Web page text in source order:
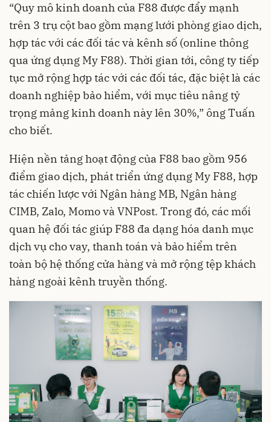
“Quy mô kinh doanh của F88 được đẩy mạnh
trên 3 trụ cột bao gồm mạng lưới phòng giao dịch,
hợp tác với các đối tác và kênh số (online thông
qua ứng dụng My F88). Thời gian tới, công ty tiếp
tục mở rộng hợp tác với các đối tác, đặc biệt là các
doanh nghiệp bảo hiểm, với mục tiêu nâng tỷ
trọng mảng kinh doanh này lên 30%,” ông Tuấn
cho biết.
Hiện nền tảng hoạt động của F88 bao gồm 956
điểm giao dịch, phát triển ứng dụng My F88, hợp
tác chiến lược với Ngân hàng MB, Ngân hàng
CIMB, Zalo, Momo và VNPost. Trong đó, các mối
quan hệ đối tác giúp F88 đa dạng hóa danh mục
dịch vụ cho vay, thanh toán và bảo hiểm trên
toàn bộ hệ thống cửa hàng và mở rộng tệp khách
hàng ngoài kênh truyền thống.